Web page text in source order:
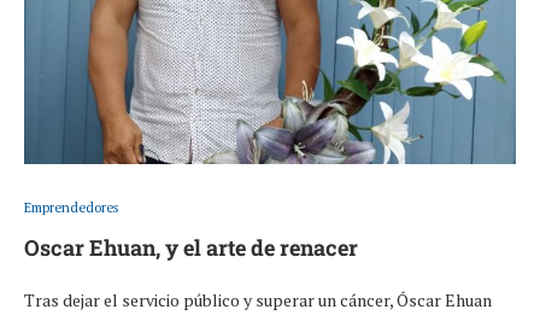
Emprendedores
Oscar Ehuan, y el arte de renacer
Tras dejar el servicio público y superar un cáncer, Óscar Ehuan